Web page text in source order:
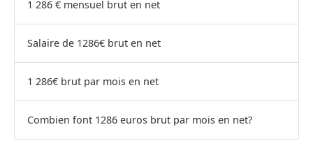
1 286 € mensuel brut en net
Salaire de 1286€ brut en net
1 286€ brut par mois en net
Combien font 1286 euros brut par mois en net?